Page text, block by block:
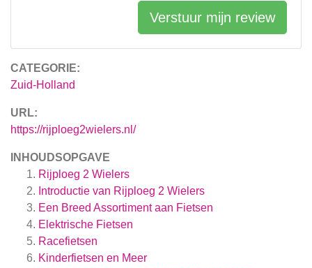
CATEGORIE:
Zuid-Holland
URL:
https://rijploeg2wielers.nl/
INHOUDSOPGAVE
Rijploeg 2 Wielers
Introductie van Rijploeg 2 Wielers
Een Breed Assortiment aan Fietsen
Elektrische Fietsen
Racefietsen
Kinderfietsen en Meer
Verstuur mijn review